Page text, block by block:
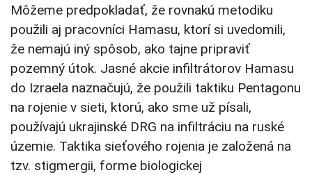
Môžeme predpokladať, že rovnakú metodiku
použili aj pracovníci Hamasu, ktorí si uvedomili,
že nemajú iný spôsob, ako tajne pripraviť
pozemný útok. Jasné akcie infiltrátorov Hamasu
do Izraela naznačujú, že použili taktiku Pentagonu
na rojenie v sieti, ktorú, ako sme už písali,
používajú ukrajinské DRG na infiltráciu na ruské
územie. Taktika sieťového rojenia je založená na
tzv. stigmergii, forme biologickej